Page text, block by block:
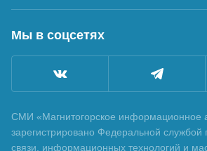
Мы в соцсетях
СМИ «Магнитогорское информационное
зарегистрировано Федеральной службой
связи, информационных технологий и